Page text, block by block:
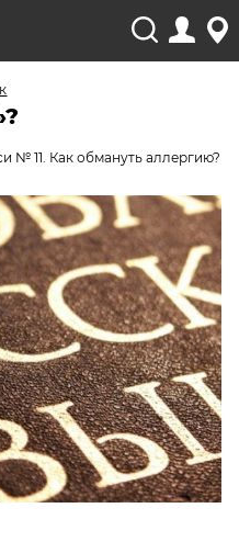
№ 11. Как обмануть аллергию?